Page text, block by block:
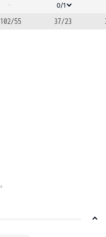
- 0/1
102/55 37/23